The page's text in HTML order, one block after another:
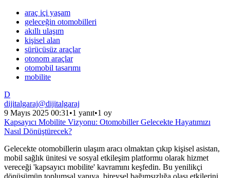
araç içi yaşam
geleceğin otomobilleri
akıllı ulaşım
kişisel alan
sürücüsüz araçlar
otonom araçlar
otomobil tasarımı
mobilite
D
dijitalgaraj@dijitalgaraj
9 Mayıs 2025 00:31 •1 yanıt•1 oy
Kapsayıcı Mobilite Vizyonu: Otomobiller Gelecekte Hayatımızı
Nasıl Dönüştürecek?
Gelecekte otomobillerin ulaşım aracı olmaktan çıkıp kişisel asistan,
mobil sağlık ünitesi ve sosyal etkileşim platformu olarak hizmet
vereceği 'kapsayıcı mobilite' kavramını keşfedin. Bu yenilikçi
dönüşümün toplumsal yapıya, bireysel bağımsızlığa olası etkilerini